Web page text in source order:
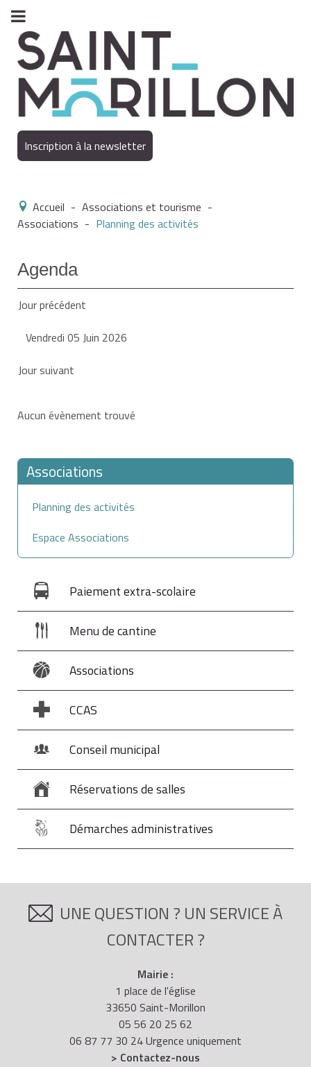
Inscription à la newsletter
Accueil - Associations et tourisme -
Associations - Planning des activités
Agenda
Jour précédent
Vendredi 05 Juin 2026
Jour suivant
Aucun évènement trouvé
Associations
Planning des activités
Espace Associations
Paiement extra-scolaire
Menu de cantine
Associations
CCAS
Conseil municipal
Réservations de salles
Démarches administratives
UNE QUESTION ? UN SERVICE À
CONTACTER ?
Mairie :
1 place de l'église
33650 Saint-Morillon
05 56 20 25 62
06 87 77 30 24 Urgence uniquement
> Contactez-nous